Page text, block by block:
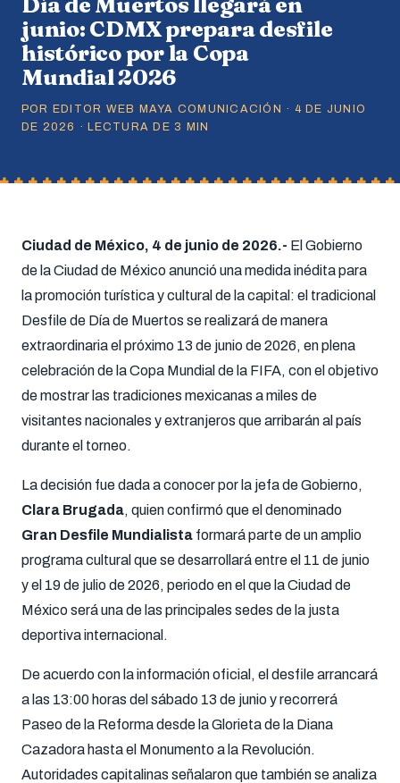
junio: CDMX prepara desfile
histórico por la Copa
Mundial 2026
POR EDITOR WEB MAYA COMUNICACIÓN · 4 DE JUNIO
DE 2026 · LECTURA DE 3 MIN
Ciudad de México, 4 de junio de 2026.- El Gobierno
de la Ciudad de México anunció una medida inédita para
la promoción turística y cultural de la capital: el tradicional
Desfile de Día de Muertos se realizará de manera
extraordinaria el próximo 13 de junio de 2026, en plena
celebración de la Copa Mundial de la FIFA, con el objetivo
de mostrar las tradiciones mexicanas a miles de
visitantes nacionales y extranjeros que arribarán al país
durante el torneo.
La decisión fue dada a conocer por la jefa de Gobierno,
Clara Brugada, quien confirmó que el denominado
Gran Desfile Mundialista formará parte de un amplio
programa cultural que se desarrollará entre el 11 de junio
y el 19 de julio de 2026, periodo en el que la Ciudad de
México será una de las principales sedes de la justa
deportiva internacional.
De acuerdo con la información oficial, el desfile arrancará
a las 13:00 horas del sábado 13 de junio y recorrerá
Paseo de la Reforma desde la Glorieta de la Diana
Cazadora hasta el Monumento a la Revolución.
Autoridades capitalinas señalaron que también se analiza